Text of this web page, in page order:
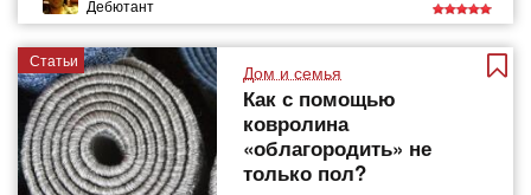
Дебютант
Статьи
Дом и семья
Как с помощью
ковролина
«облагородить» не
только пол?